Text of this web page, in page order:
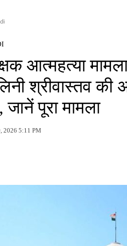
आत्महत्या
श्रीवास्तव की
पूरा मामला
2026 5:11 PM